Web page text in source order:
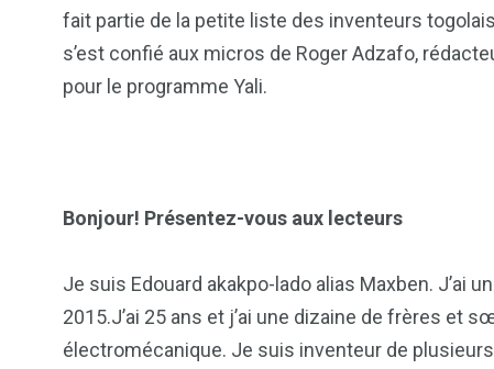
fait partie de la petite liste des inventeurs
s’est confié aux micros de Roger Adzafo,
pour le programme Yali.
Bonjour! Présentez-vous aux lecteurs
Je suis Edouard akakpo-lado alias Maxben. J’ai
2015.J’ai 25 ans et j’ai une dizaine de frères et
électromécanique. Je suis inventeur de